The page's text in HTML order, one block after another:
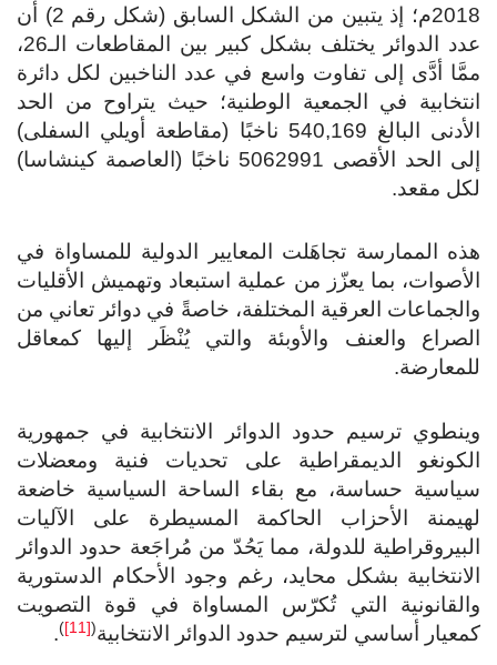
2018م؛ إذ يتبين من الشكل السابق (شكل رقم 2) أن
عدد الدوائر يختلف بشكل كبير بين المقاطعات الـ26،
ممَّا أدَّى إلى تفاوت واسع في عدد الناخبين لكل دائرة
انتخابية في الجمعية الوطنية؛ حيث يتراوح من الحد
الأدنى البالغ 540,169 ناخبًا (مقاطعة أويلي السفلى)
إلى الحد الأقصى 5062991 ناخبًا (العاصمة كينشاسا)
لكل مقعد.
هذه الممارسة تجاهَلت المعايير الدولية للمساواة في
الأصوات، بما يعزّز من عملية استبعاد وتهميش الأقليات
والجماعات العرقية المختلفة، خاصةً في دوائر تعاني من
الصراع والعنف والأوبئة والتي يُنْظَر إليها كمعاقل
للمعارضة.
وينطوي ترسيم حدود الدوائر الانتخابية في جمهورية
الكونغو الديمقراطية على تحديات فنية ومعضلات
سياسية حساسة، مع بقاء الساحة السياسية خاضعة
لهيمنة الأحزاب الحاكمة المسيطرة على الآليات
البيروقراطية للدولة، مما يَحُدّ من مُراجَعة حدود الدوائر
الانتخابية بشكل محايد، رغم وجود الأحكام الدستورية
والقانونية التي تُكرّس المساواة في قوة التصويت
كمعيار أساسي لترسيم حدود الدوائر الانتخابية(
[11]
)
.